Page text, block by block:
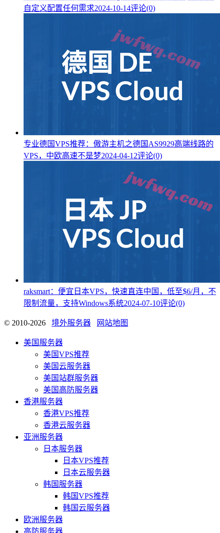
自定义配置任何需求2024-10-14评论(0)
专业德国VPS推荐：傲游主机之德国AS9929高端线路的
VPS，中欧高速不是梦2024-04-12评论(0)
raksmart：便宜日本VPS，快速直连中国，低至$6/月，不
限制流量，支持Windows系统2024-07-10评论(0)
© 2010-2026 境外服务器 网站地图
美国服务器
美国VPS推荐
美国云服务器
美国站群服务器
美国高防服务器
香港服务器
香港VPS推荐
香港云服务器
亚洲服务器
日本服务器
日本VPS推荐
日本云服务器
韩国服务器
韩国VPS推荐
韩国云服务器
欧洲服务器